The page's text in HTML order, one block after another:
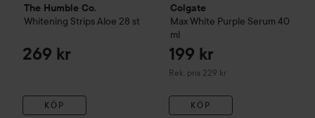
The Humble Co.
Whitening Strips Aloe 28 st
269 kr
KÖP
Colgate
Max White Purple Serum40
ml
199 kr
Rek. pris 229 kr
Rekommenderat pris 229 kr
KÖP